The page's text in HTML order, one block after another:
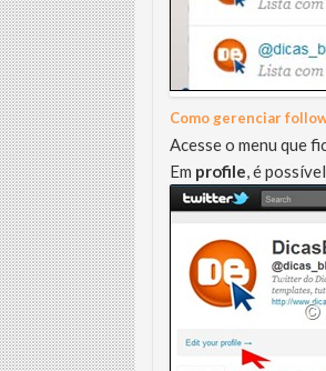
Como gerenciar
Acesse o menu que
Em profile, é